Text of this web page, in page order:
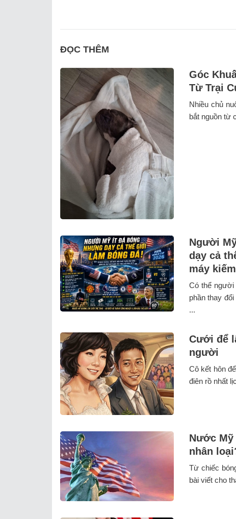
ĐỌC THÊM
Góc
Từ Trại
Nhiều chủ
bắt nguồn từ
Người
dạy cả
máy
Có thể người
phần thay
...
Cưới để
người
Cô kết hôn
điên rồ nhất
Nước
nhân
Từ chiếc
bài viết cho